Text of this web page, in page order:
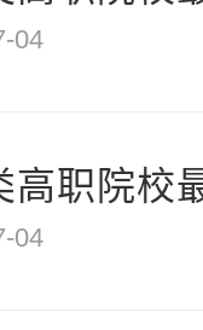
04
高职院校
04